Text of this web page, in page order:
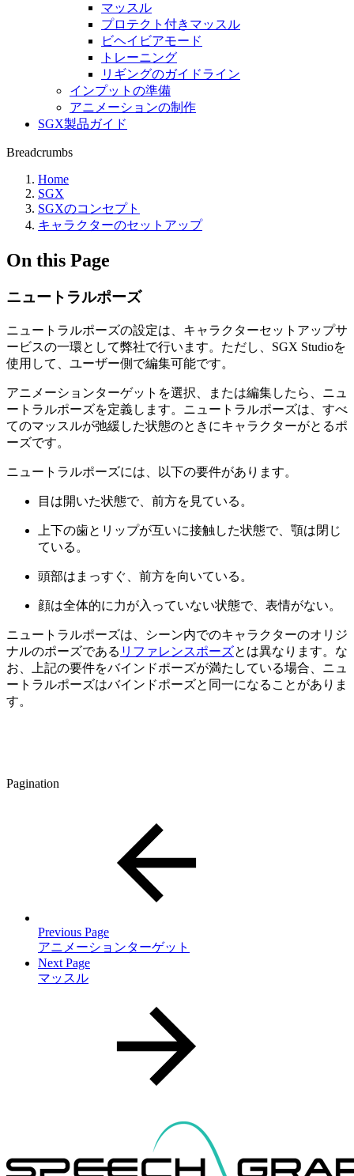
マッスル
プロテクト付きマッスル
ビヘイビアモード
トレーニング
リギングのガイドライン
インプットの準備
アニメーションの制作
SGX製品ガイド
Breadcrumbs
Home
SGX
SGXのコンセプト
キャラクターのセットアップ
On this Page
ニュートラルポーズ
ニュートラルポーズの設定は、キャラクターセットアップサ
ービスの一環として弊社で行います。ただし、SGX Studioを
使用して、ユーザー側で編集可能です。
アニメーションターゲットを選択、または編集したら、ニュ
ートラルポーズを定義します。ニュートラルポーズは、すべ
てのマッスルが弛緩した状態のときにキャラクターがとるポ
ーズです。
ニュートラルポーズには、以下の要件があります。
目は開いた状態で、前方を見ている。
上下の歯とリップが互いに接触した状態で、顎は閉じ
ている。
頭部はまっすぐ、前方を向いている。
顔は全体的に力が入っていない状態で、表情がない。
ニュートラルポーズは、シーン内でのキャラクターのオリジ
ナルのポーズである リファレンスポーズとは異なります。な
お、上記の要件をバインドポーズが満たしている場合、ニュ
ートラルポーズはバインドポーズと同一になることがありま
す。
Pagination
Previous Page
アニメーションターゲット
Next Page
マッスル